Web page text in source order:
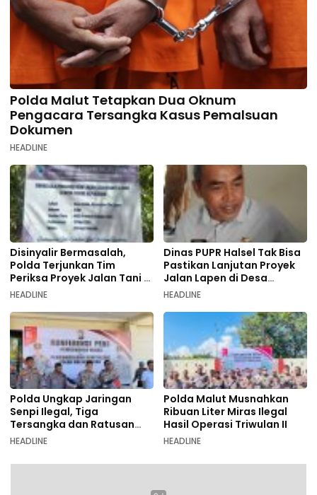
Polda Malut Tetapkan Dua Oknum
Pengacara Tersangka Kasus Pemalsuan
Dokumen
HEADLINE
Disinyalir Bermasalah,
Polda Terjunkan Tim
Periksa Proyek Jalan Tani di
Galala
HEADLINE
Dinas PUPR Halsel Tak Bisa
Pastikan Lanjutan Proyek
Jalan Lapen di Desa
Sambiki
HEADLINE
Polda Ungkap Jaringan
Senpi Ilegal, Tiga
Tersangka dan Ratusan
Amunisi Diamankan
HEADLINE
Polda Malut Musnahkan
Ribuan Liter Miras Ilegal
Hasil Operasi Triwulan II
HEADLINE